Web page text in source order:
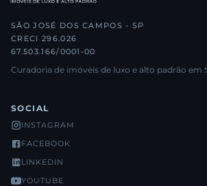
SÃO JOSÉ DOS CAMPOS - SP
CRECI 296.026
67.503.166/0001-00
Curadoria de imóveis de luxo e alto padrão em
SOCIAL
INSTAGRAM
FACEBOOK
LINKEDIN
YOUTUBE